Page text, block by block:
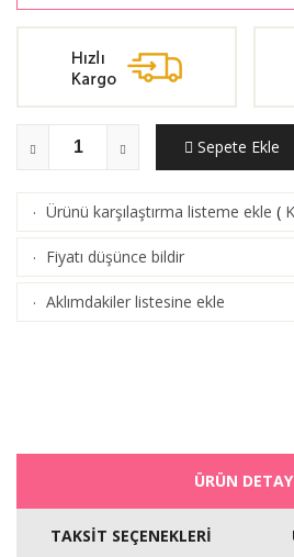
Sepete Ekle
· Ürünü karşılaştırma listeme ekle (
· Fiyatı düşünce bildir
· Aklımdakiler listesine ekle
ÜRÜN
TAKSİT SEÇENEKLERİ